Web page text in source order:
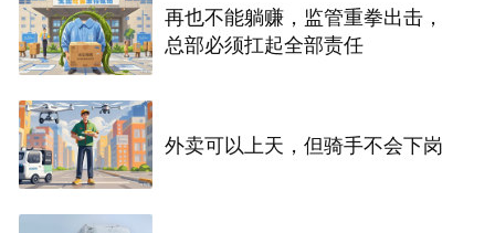
再也不能躺赚，监管重拳出击，
总部必须扛起全部责任
外卖可以上天，但骑手不会下岗